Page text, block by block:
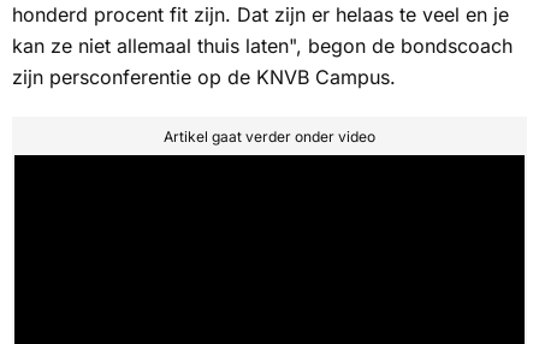
honderd procent fit zijn. Dat zijn er helaas te veel en je
kan ze niet allemaal thuis laten", begon de bondscoach
zijn persconferentie op de KNVB Campus.
Artikel gaat verder onder video